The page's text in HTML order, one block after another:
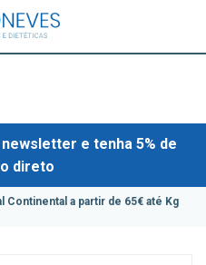
e tenha 5% de
direto
Continental a partir de 65€ até Kg